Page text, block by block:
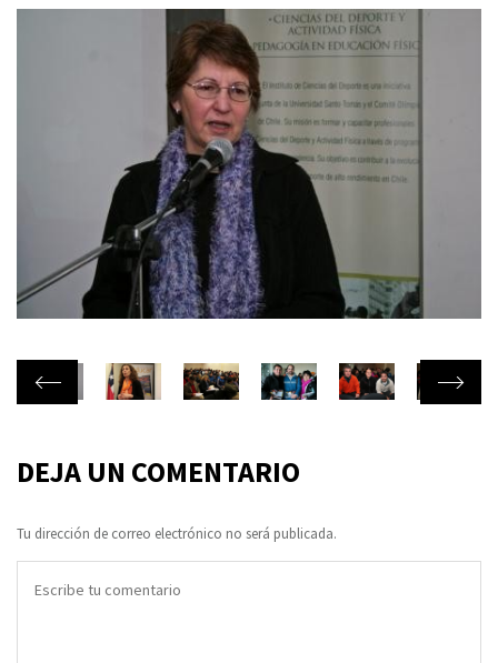
DEJA UN COMENTARIO
Tu dirección de correo electrónico no será publicada.